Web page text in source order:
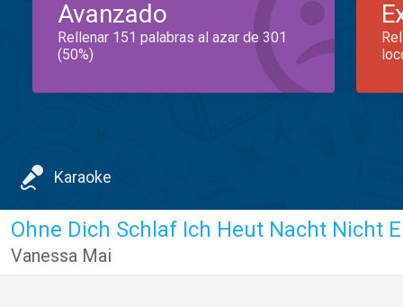
Avanzado
Rellenar 151 palabras al azar de 301
(50%)
Karaoke
Vanessa Mai